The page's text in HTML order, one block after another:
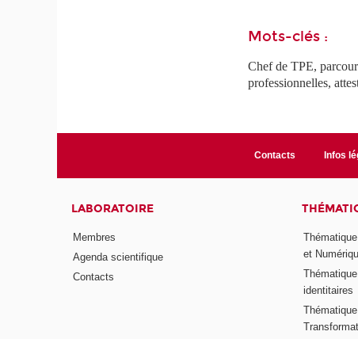
Mots-clés :
Chef de TPE,
professionnelles,
Contacts Infos
LABORATOIRE
Membres
Agenda scientifique
Contacts
et
identitaires